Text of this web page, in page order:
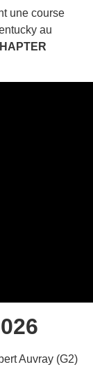
une course
au
Auvray (G2)